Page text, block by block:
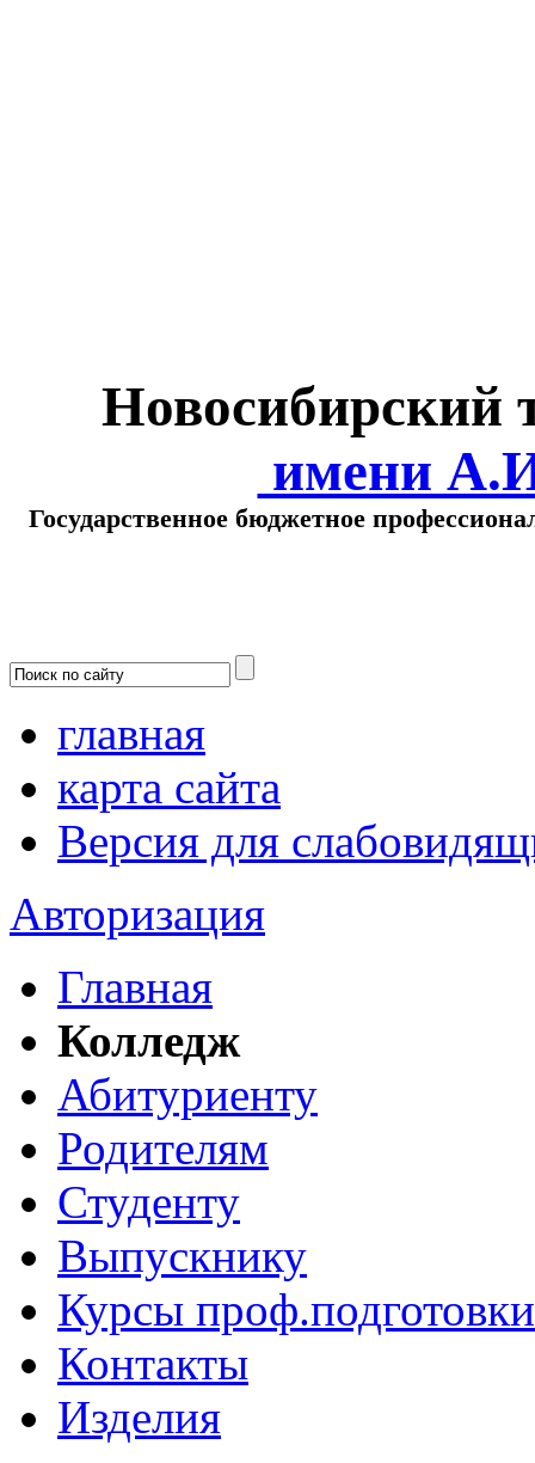
Новосибирский
имени
Государственное бюджетное
главная
карта сайта
Версия для
Авторизация
Главная
Колледж
Абитуриенту
Родителям
Студенту
Выпускнику
Курсы проф.подготовки
Контакты
Изделия